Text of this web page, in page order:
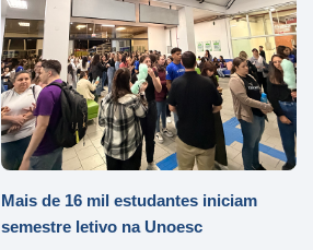
Mais de 16 mil estudantes iniciam
semestre letivo na Unoesc